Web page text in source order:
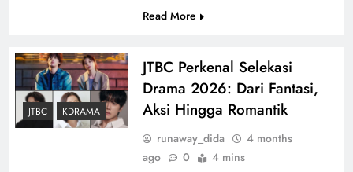
Read More
JTBC KDRAMA
JTBC Perkenal Selekasi
Drama 2026: Dari Fantasi,
Aksi Hingga Romantik
runaway_dida
4 months
ago
0 4 mins